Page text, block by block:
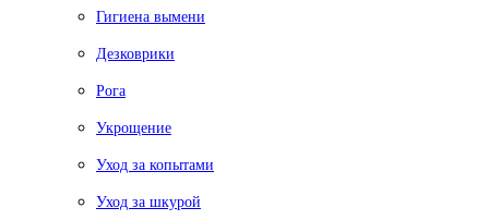
Гигиена вымени
Дезковрики
Рога
Укрощение
Уход за копытами
Уход за шкурой